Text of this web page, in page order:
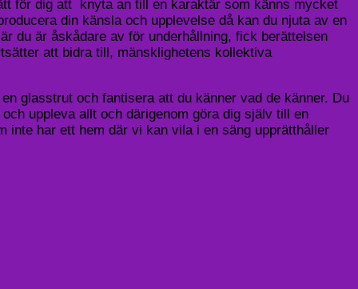
för dig att knyta an till en karaktär som känns mycket
din känsla och upplevelse då kan du njuta av en
du är åskådare av för underhållning, fick berättelsen
att bidra till, mänsklighetens kollektiva
glasstrut och fantisera att du känner vad de känner. Du
uppleva allt och därigenom göra dig själv till en
har ett hem där vi kan vila i en säng upprätthåller